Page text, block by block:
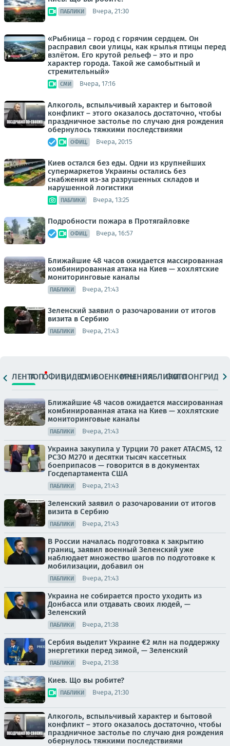
ПАБЛИКИ Вчера, 21:30
«Рыбница – город с горячим сердцем. Он
расправил свои улицы, как крылья птицы перед
взлётом. Его крутой рельеф – это и про
характер города. Такой же самобытный и
стремительный»
СМИ Вчера, 17:16
Алкоголь, вспыльчивый характер и бытовой
конфликт – этого оказалось достаточно, чтобы
праздничное застолье по случаю дня рождения
обернулось тяжкими последствиями
ОФИЦ. Вчера, 20:15
Киев остался без еды. Одни из крупнейших
супермаркетов Украины остались без
снабжения из-за разрушенных складов и
нарушенной логистики
ПАБЛИКИ Вчера, 13:25
Подробности пожара в Протягайловке
ОФИЦ. Вчера, 16:57
Ближайшие 48 часов ожидается массированная
комбинированная атака на Киев — хохлятские
мониторинговые каналы
ПАБЛИКИ Вчера, 21:43
Зеленский заявил о разочаровании от итогов
визита в Сербию
ПАБЛИКИ Вчера, 21:43
ЛЕНТАТОПОФИЦ.ВИДЕОСМИВОЕНКОРЫМНЕНИЯПАБЛИКИ
ФОТОЛОНГРИДЫ
Ближайшие 48 часов ожидается массированная
комбинированная атака на Киев — хохлятские
мониторинговые каналы
ПАБЛИКИ Вчера, 21:43
Украина закупила у Турции 70 ракет ATACMS, 12
РСЗО M270 и десятки тысяч кассетных
боеприпасов — говорится в в документах
Госдепартамента США
ПАБЛИКИ Вчера, 21:43
Зеленский заявил о разочаровании от итогов
визита в Сербию
ПАБЛИКИ Вчера, 21:43
В России началась подготовка к закрытию
границ, заявил военный Зеленский уже
наблюдает множество шагов по подготовке к
мобилизации, добавил он
ПАБЛИКИ Вчера, 21:43
Украина не собирается просто уходить из
Донбасса или отдавать своих людей, —
Зеленский
ПАБЛИКИ Вчера, 21:38
Сербия выделит Украине €2 млн на поддержку
энергетики перед зимой, — Зеленский
ПАБЛИКИ Вчера, 21:38
Киев. Що вы робите?
ПАБЛИКИ Вчера, 21:30
Алкоголь, вспыльчивый характер и бытовой
конфликт – этого оказалось достаточно, чтобы
праздничное застолье по случаю дня рождения
обернулось тяжкими последствиями